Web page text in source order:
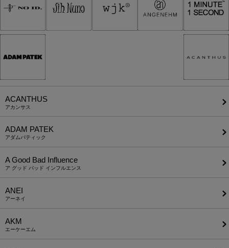
ACANTHUS
アカンサス
ADAM PATEK
アダムパティック
A Good Bad Influence
ア グッド バッド インフルエンス
ANEI
アーネイ
AKM
エーケーエム